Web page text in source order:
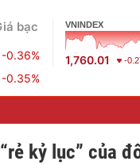
bạc
-0.36%
-0.35%
VNINDEX
1,760.01 -
kỷ lục” của